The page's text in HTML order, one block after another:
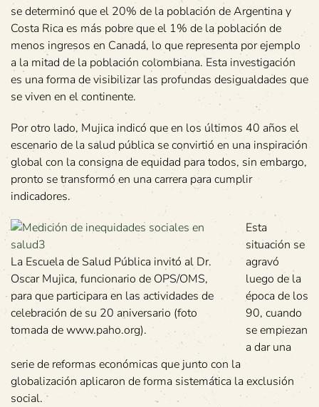
se determinó que el 20% de la población de Argentina y
Costa Rica es más pobre que el 1% de la población de
menos ingresos en Canadá, lo que representa por ejemplo
a la mitad de la población colombiana. Esta investigación
es una forma de visibilizar las profundas desigualdades que
se viven en el continente.
Por otro lado, Mujica indicó que en los últimos 40 años el
escenario de la salud pública se convirtió en una inspiración
global con la consigna de equidad para todos, sin embargo,
pronto se transformó en una carrera para cumplir
indicadores.
La Escuela de Salud Pública invitó al Dr.
Oscar Mujica, funcionario de OPS/OMS,
para que participara en las actividades de
celebración de su 20 aniversario (foto
tomada de www.paho.org).
Esta
situación se
agravó
luego de la
época de los
90, cuando
se empiezan
a dar una
serie de reformas económicas que junto con la
globalización aplicaron de forma sistemática la exclusión
social.